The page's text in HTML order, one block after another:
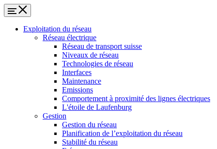
Exploitation du réseau
Réseau électrique
Réseau de transport suisse
Niveaux de réseau
Technologies de réseau
Interfaces
Maintenance
Emissions
Comportement à proximité des lignes électriques
L'étoile de Laufenburg
Gestion
Gestion du réseau
Planification de l’exploitation du réseau
Stabilité du réseau